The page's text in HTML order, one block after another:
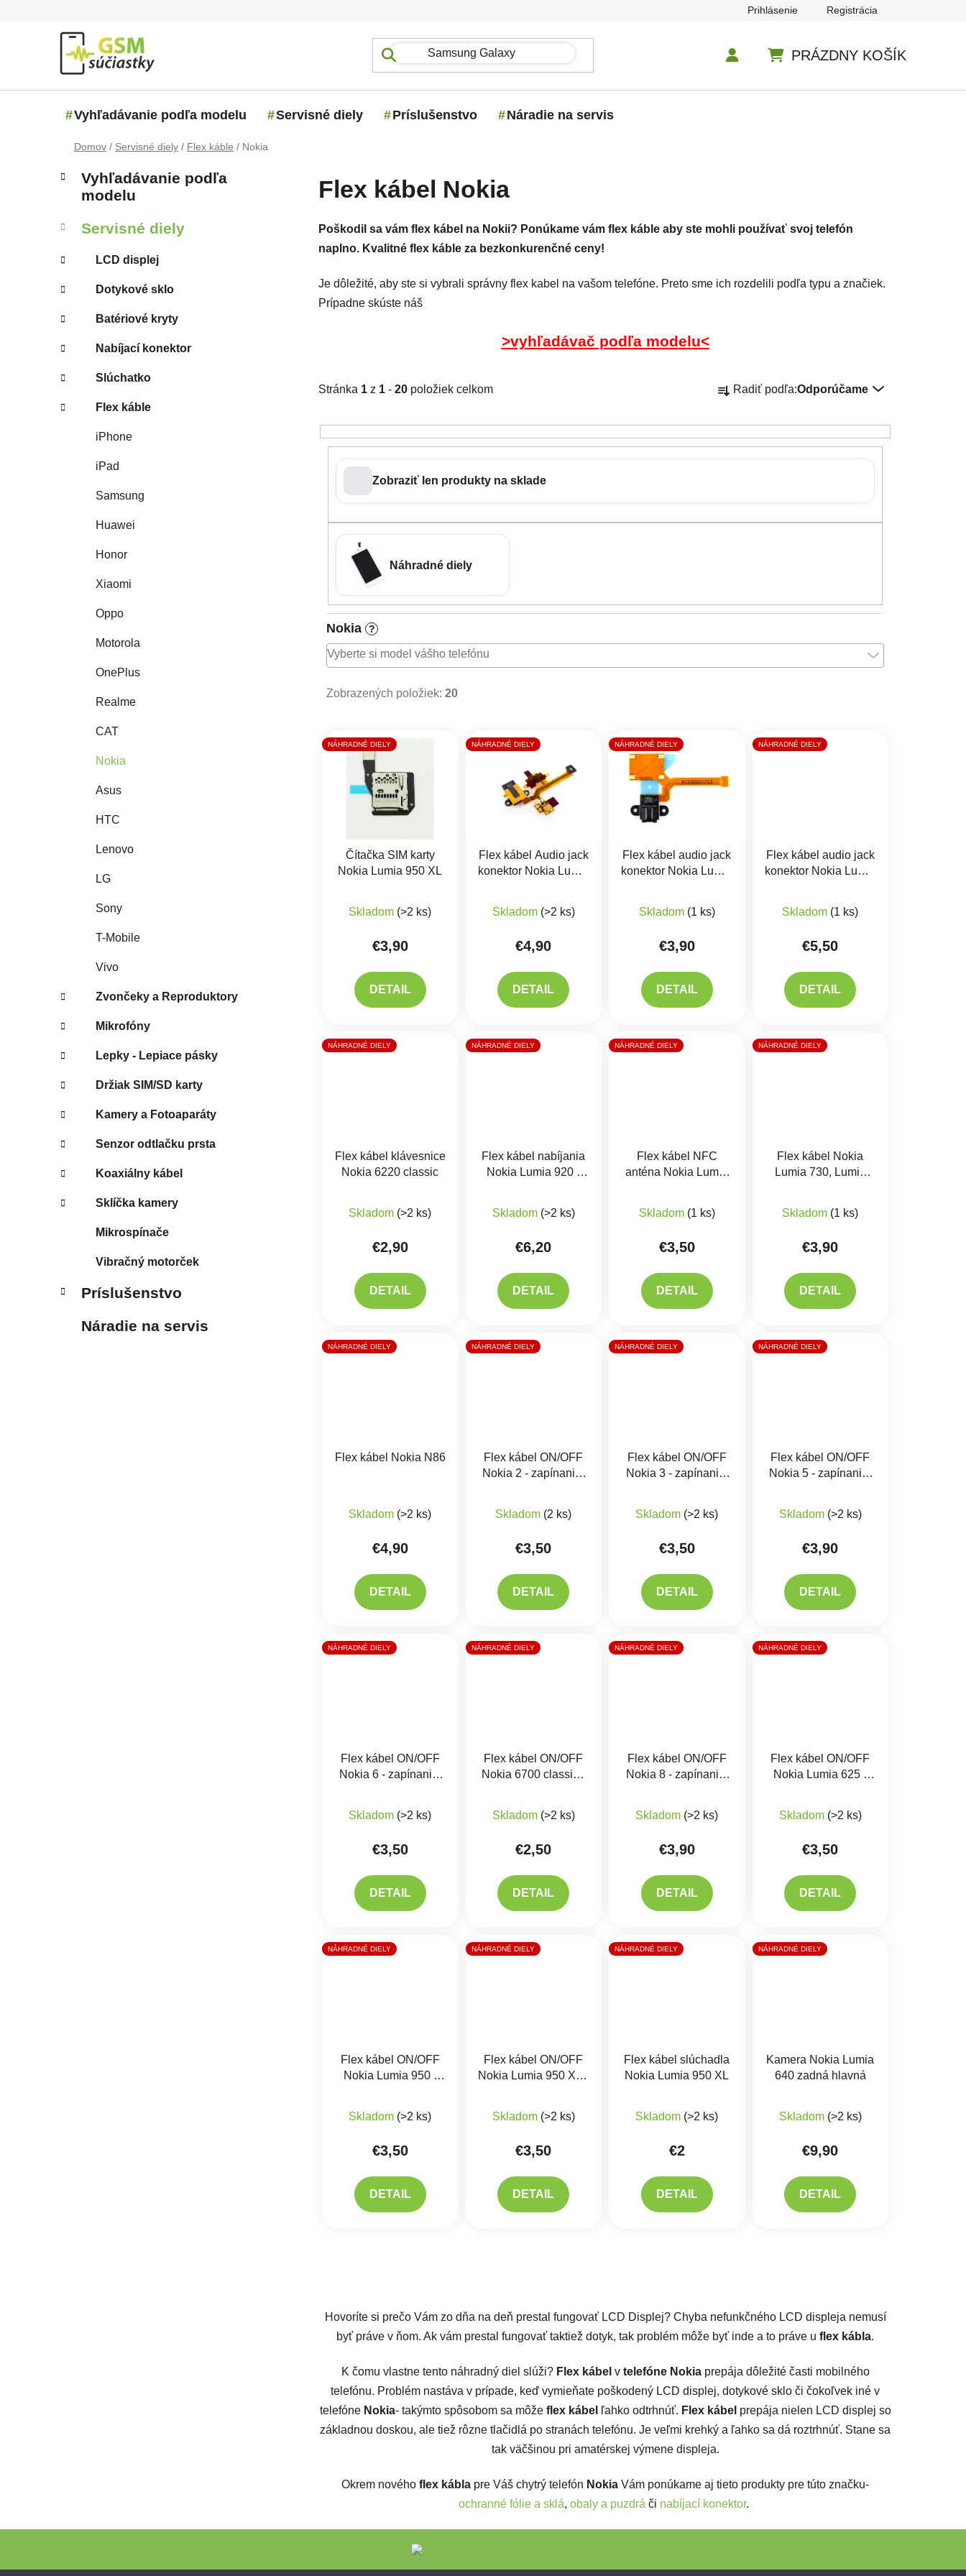
Prihlásenie Registrácia
PRÁZDNY KOŠÍK
Vyhľadávanie podľa modelu Servisné diely Príslušenstvo Náradie na servis
Domov / Servisné diely / Flex káble / Nokia
Bočný panel
Kategórie
Vyhľadávanie podľa
modelu
Servisné diely
LCD displej
Dotykové sklo
Batériové kryty
Nabíjací konektor
Slúchatko
Flex káble
iPhone
iPad
Samsung
Huawei
Honor
Xiaomi
Oppo
Motorola
OnePlus
Realme
CAT
Nokia
Asus
HTC
Lenovo
LG
Sony
T-Mobile
Vivo
Zvončeky a Reproduktory
Mikrofóny
Lepky - Lepiace pásky
Držiak SIM/SD karty
Kamery a Fotoaparáty
Senzor odtlačku prsta
Koaxiálny kábel
Sklíčka kamery
Mikrospínače
Vibračný motorček
Príslušenstvo
Náradie na servis
Flex kábel Nokia
Poškodil sa vám flex kábel na Nokii? Ponúkame vám flex káble aby ste mohli používať svoj telefón
naplno. Kvalitné flex káble za bezkonkurenčné ceny!
Je dôležité, aby ste si vybrali správny flex kabel na vašom telefóne. Preto sme ich rozdelili podľa typu a značiek.
Prípadne skúste náš
>vyhľadávač podľa modelu<
Stránka 1 z 1 - 20 položiek celkom Radiť podľa:Odporúčame
Zobraziť len produkty na sklade
Náhradné diely
Nokia ?
Zobrazených položiek: 20
Výpis produktov
NÁHRADNÉ DIELY
Čítačka SIM karty
Nokia Lumia 950 XL
Skladom (>2 ks)
€3,90
DETAIL
NÁHRADNÉ DIELY
Flex kábel Audio jack
konektor Nokia Lumia
Skladom (>2 ks)
€4,90
DETAIL
NÁHRADNÉ DIELY
Flex kábel audio jack
konektor Nokia Lumia
Skladom (1 ks)
€3,90
DETAIL
NÁHRADNÉ DIELY
Flex kábel audio jack
konektor Nokia Lumia
Skladom (1 ks)
€5,50
DETAIL
NÁHRADNÉ DIELY
Flex kábel klávesnice
Nokia 6220 classic
Skladom (>2 ks)
€2,90
DETAIL
NÁHRADNÉ DIELY
Flex kábel nabíjania
Nokia Lumia 920 -
Skladom (>2 ks)
€6,20
DETAIL
NÁHRADNÉ DIELY
Flex kábel NFC
anténa Nokia Lumia
Skladom (1 ks)
€3,50
DETAIL
NÁHRADNÉ DIELY
Flex kábel Nokia
Lumia 730, Lumia
Skladom (1 ks)
€3,90
DETAIL
NÁHRADNÉ DIELY
Flex kábel Nokia N86
Skladom (>2 ks)
€4,90
DETAIL
NÁHRADNÉ DIELY
Flex kábel ON/OFF
Nokia 2 - zapínania,
Skladom (2 ks)
€3,50
DETAIL
NÁHRADNÉ DIELY
Flex kábel ON/OFF
Nokia 3 - zapínania,
Skladom (>2 ks)
€3,50
DETAIL
NÁHRADNÉ DIELY
Flex kábel ON/OFF
Nokia 5 - zapínania,
Skladom (>2 ks)
€3,90
DETAIL
NÁHRADNÉ DIELY
Flex kábel ON/OFF
Nokia 6 - zapínania,
Skladom (>2 ks)
€3,50
DETAIL
NÁHRADNÉ DIELY
Flex kábel ON/OFF
Nokia 6700 classic -
Skladom (>2 ks)
€2,50
DETAIL
NÁHRADNÉ DIELY
Flex kábel ON/OFF
Nokia 8 - zapínania,
Skladom (>2 ks)
€3,90
DETAIL
NÁHRADNÉ DIELY
Flex kábel ON/OFF
Nokia Lumia 625 -
Skladom (>2 ks)
€3,50
DETAIL
NÁHRADNÉ DIELY
Flex kábel ON/OFF
Nokia Lumia 950 -
Skladom (>2 ks)
€3,50
DETAIL
NÁHRADNÉ DIELY
Flex kábel ON/OFF
Nokia Lumia 950 XL -
Skladom (>2 ks)
€3,50
DETAIL
NÁHRADNÉ DIELY
Flex kábel slúchadla
Nokia Lumia 950 XL
Skladom (>2 ks)
€2
DETAIL
NÁHRADNÉ DIELY
Kamera Nokia Lumia
640 zadná hlavná
Skladom (>2 ks)
€9,90
DETAIL
Hovoríte si prečo Vám zo dňa na deň prestal fungovať LCD Displej? Chyba nefunkčného LCD displeja nemusí
byť práve v ňom. Ak vám prestal fungovať taktiež dotyk, tak problém môže byť inde a to práve u flex kábla.
K čomu vlastne tento náhradný diel slúži? Flex kábel vtelefóne Nokiaprepája dôležité časti mobilného
telefónu. Problém nastáva v prípade, keď vymieňate poškodený LCD displej, dotykové sklo či čokoľvek iné v
telefóne Nokia- takýmto spôsobom sa môže flex kábel ľahko odtrhnúť. Flex kábel prepája nielen LCD displej so
základnou doskou, ale tiež rôzne tlačidlá po stranách telefónu. Je veľmi krehký a ľahko sa dá roztrhnúť. Stane sa
tak väčšinou pri amatérskej výmene displeja.
Okrem nového flex kábla pre Váš chytrý telefón Nokia Vám ponúkame aj tieto produkty pre túto značku-
ochranné fólie a sklá, obaly a puzdrá či nabíjací konektor.